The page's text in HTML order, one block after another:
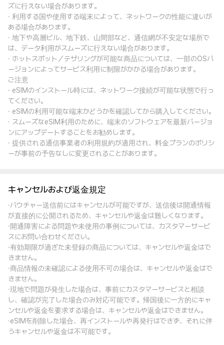
ズに行えない場合があります。
· 利用する国や使用する端末によって、ネットワークの性能に違いが
ある場合があります。
· 地下や高層ビル、地下鉄、山間部など、通信網が不安定な場所で
は、データ利用がスムーズに行えない場合があります。
· ホットスポット／テザリングが可能な商品については、一部のOSバ
ージョンによってサービス利用に制限がかかる場合があります。
ご注意
· eSIMのインストール時には、ネットワーク接続が可能な状態で行っ
てください。
· eSIMの利用可能な端末かどうかを確認してから購入してください。
· スムーズなeSIM利用のために、端末のソフトウェアを最新バージョ
ンにアップデートすることをお勧めします。
· 提供される通信事業者の利用規約が適用され、料金プランのポリシ
ーが事前の予告なしに変更されることがあります。
キャンセルおよび返金規定
·バウチャー送信前にはキャンセルが可能ですが、送信後は開通情報
が直接的に公開されるため、キャンセルや返金は難しくなります。
·開通障害による問題や未使用の事例については、カスタマーサービ
スにお問い合わせください。
·有効期限が過ぎた未登録の商品については、キャンセルや返金はで
きません。
·商品情報の未確認による使用不可の場合は、キャンセルや返金はで
きません。
·現地で問題が発生した場合は、事前にカスタマーサービスと相談
し、確認が完了した場合のみ対応可能です。帰国後に一方的にキャ
ンセルや返金を要求する場合は、キャンセルや返金はできません。
·eSIMを削除した場合、再インストールや再発行はできず、それに伴
うキャンセルや返金は不可能です。